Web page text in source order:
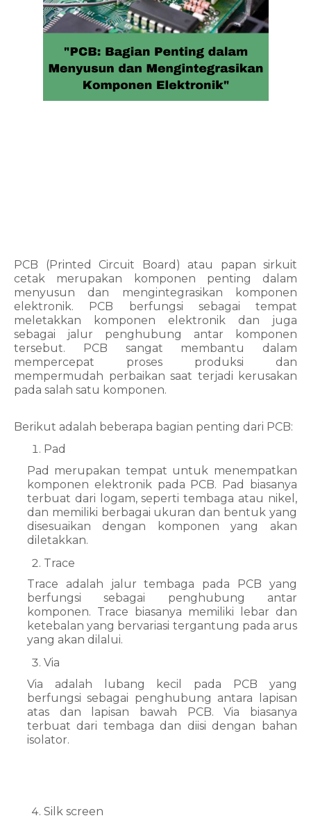
PCB (Printed Circuit Board) atau papan sirkuit
cetak merupakan komponen penting dalam
menyusun dan mengintegrasikan komponen
elektronik. PCB berfungsi sebagai tempat
meletakkan komponen elektronik dan juga
sebagai jalur penghubung antar komponen
tersebut. PCB sangat membantu dalam
mempercepat proses produksi dan
mempermudah perbaikan saat terjadi kerusakan
pada salah satu komponen.
Berikut adalah beberapa bagian penting dari PCB:
Pad
Pad merupakan tempat untuk menempatkan
komponen elektronik pada PCB. Pad biasanya
terbuat dari logam, seperti tembaga atau nikel,
dan memiliki berbagai ukuran dan bentuk yang
disesuaikan dengan komponen yang akan
diletakkan.
Trace
Trace adalah jalur tembaga pada PCB yang
berfungsi sebagai penghubung antar
komponen. Trace biasanya memiliki lebar dan
ketebalan yang bervariasi tergantung pada arus
yang akan dilalui.
Via
Via adalah lubang kecil pada PCB yang
berfungsi sebagai penghubung antara lapisan
atas dan lapisan bawah PCB. Via biasanya
terbuat dari tembaga dan diisi dengan bahan
isolator.
Silk screen